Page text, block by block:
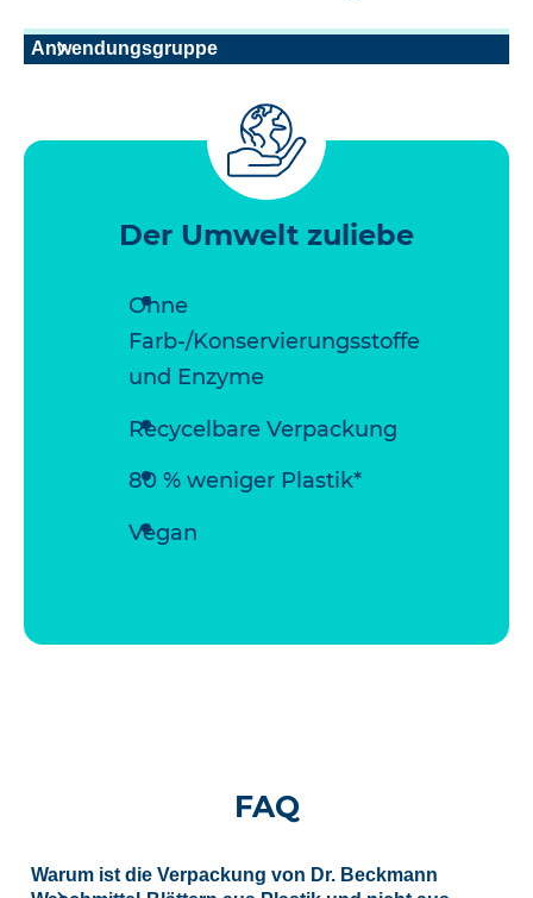
Anwendungsgruppe
Der Umwelt zuliebe
Ohne
Farb-/Konservierungsstoffe
und Enzyme
Recycelbare Verpackung
80 % weniger Plastik*
Vegan
FAQ
Warum ist die Verpackung von Dr. Beckmann